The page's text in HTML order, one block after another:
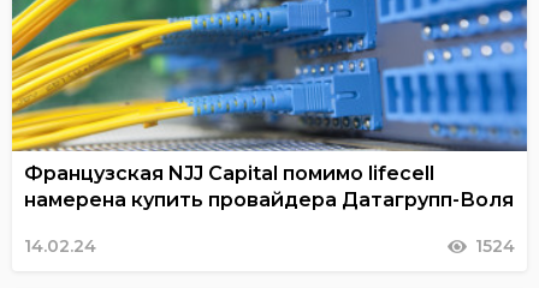
Французская NJJ Capital помимо lifecell
намерена купить провайдера Датагрупп-Воля
14.02.24 1524